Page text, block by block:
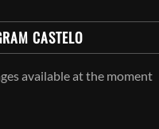
CASTELO
available at the moment